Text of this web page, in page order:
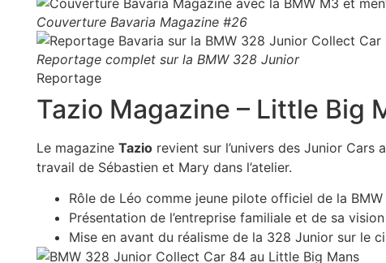
Couverture Bavaria Magazine #26
Reportage complet sur la BMW 328 Junior
Reportage
Tazio Magazine – Little Big
Le magazine Tazio revient sur l’univers des Junior Cars
travail de Sébastien et Mary dans l’atelier.
Rôle de Léo comme jeune pilote officiel de la
Présentation de l’entreprise familiale et de sa
Mise en avant du réalisme de la 328 Junior sur le